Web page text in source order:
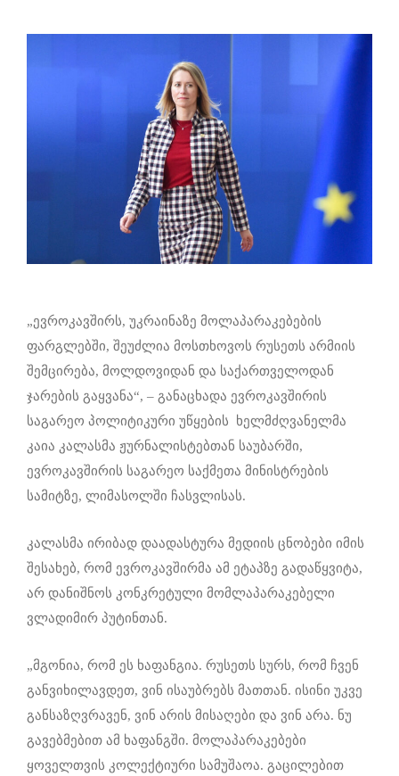
„ევროკავშირს, უკრაინაზე მოლაპარაკებების
ფარგლებში, შეუძლია მოსთხოვოს რუსეთს არმიის
შემცირება, მოლდოვიდან და საქართველოდან
ჯარების გაყვანა“, – განაცხადა ევროკავშირის
საგარეო პოლიტიკური უწყების ხელმძღვანელმა
კაია კალასმა ჟურნალისტებთან საუბარში,
ევროკავშირის საგარეო საქმეთა მინისტრების
სამიტზე, ლიმასოლში ჩასვლისას.
კალასმა ირიბად დაადასტურა მედიის ცნობები იმის
შესახებ, რომ ევროკავშირმა ამ ეტაპზე გადაწყვიტა,
არ დანიშნოს კონკრეტული მომლაპარაკებელი
ვლადიმირ პუტინთან.
„მგონია, რომ ეს ხაფანგია. რუსეთს სურს, რომ ჩვენ
განვიხილავდეთ, ვინ ისაუბრებს მათთან. ისინი უკვე
განსაზღვრავენ, ვინ არის მისაღები და ვინ არა. ნუ
გავებმებით ამ ხაფანგში. მოლაპარაკებები
ყოველთვის კოლექტიური სამუშაოა. გაცილებით